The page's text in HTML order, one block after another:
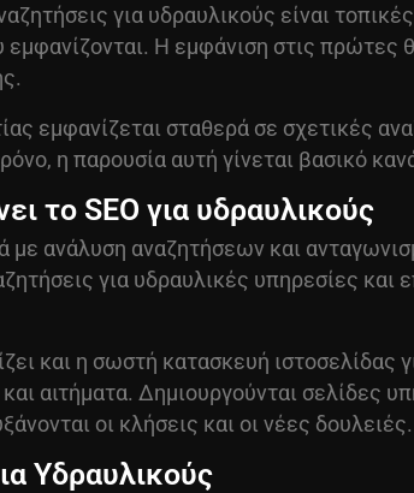
για υδραυλικούς είναι
Η εμφάνιση στις πρώτες
εμφανίζεται σταθερά σε σχετικές
η παρουσία αυτή γίνεται βασικό
το SEO για υδραυλικούς
με ανάλυση αναζητήσεων και
για υδραυλικές υπηρεσίες
και η σωστή κατασκευή ιστοσελίδας
αιτήματα. Δημιουργούνται σελίδες
οι κλήσεις και οι νέες δουλειές.
Υδραυλικούς